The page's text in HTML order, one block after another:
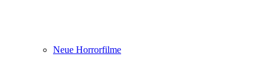
Neue Horrorfilme